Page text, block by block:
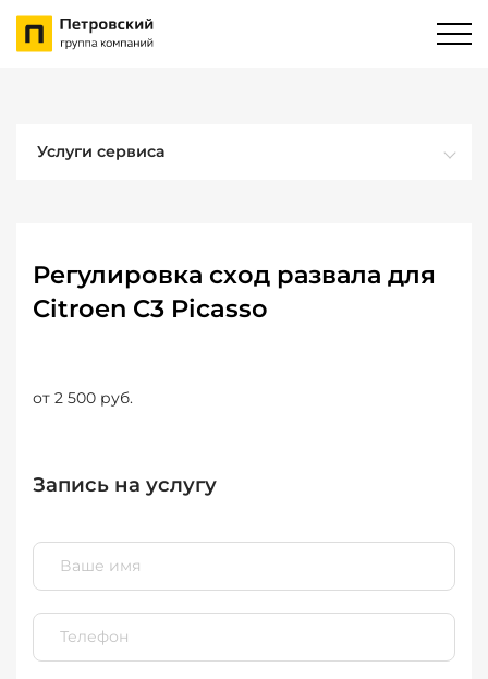
Услуги сервиса
Регулировка сход развала для
Citroen C3 Picasso
от 2 500 руб.
Запись на услугу